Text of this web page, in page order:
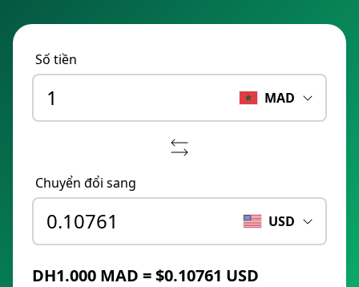
Số tiền
MAD
Chuyển đổi sang
USD
DH1.000 MAD = $0.10761 USD